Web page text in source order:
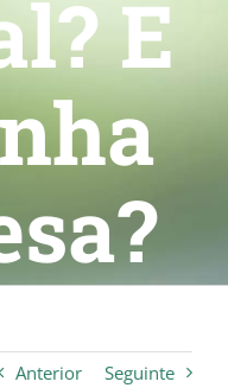
E
Anterior Seguinte